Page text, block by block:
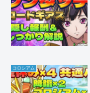
コロシアム